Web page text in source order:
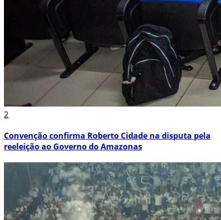
2
Convenção confirma Roberto Cidade na disputa pela
reeleição ao Governo do Amazonas